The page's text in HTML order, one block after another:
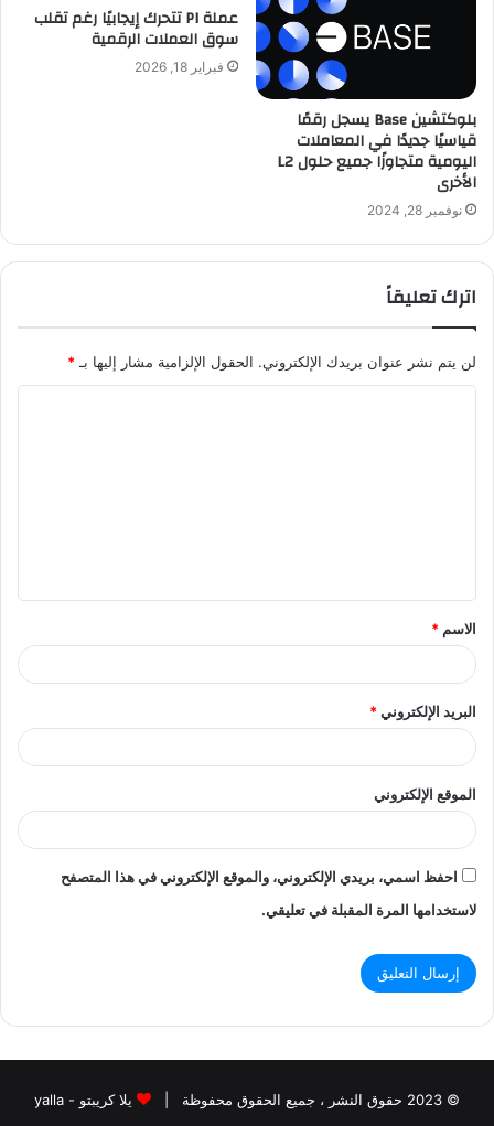
بلوكتشين Base يسجل رقمًا
قياسيًا جديدًا في المعاملات
اليومية متجاوزًا جميع حلول L2
الأخرى
نوفمبر 28, 2024
عملة PI تتحرك إيجابيًا رغم تقلب
سوق العملات الرقمية
فبراير 18, 2026
اترك تعليقاً
لن يتم نشر عنوان بريدك الإلكتروني. الحقول الإلزامية مشار إليها بـ *
ق
*
الاسم *
البريد الإلكتروني*
الموقع الإلكتروني
احفظ اسمي، بريدي الإلكتروني، والموقع الإلكتروني في هذا المتصفح
لاستخدامها المرة المقبلة في تعليقي.
© 2023 حقوق النشر ، جميع الحقوق محفوظة |
يلا كريبتو - yalla